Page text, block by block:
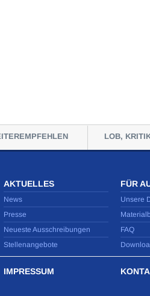
LOB,
AKTUELLES
News
Presse
Neueste Ausschreibungen
Stellenangebote
FÜR
Unsere
FAQ
IMPRESSUM